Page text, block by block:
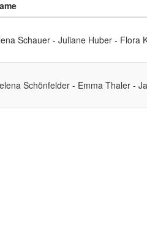
Schauer - Juliane Huber - Flora
Schönfelder - Emma Thaler -